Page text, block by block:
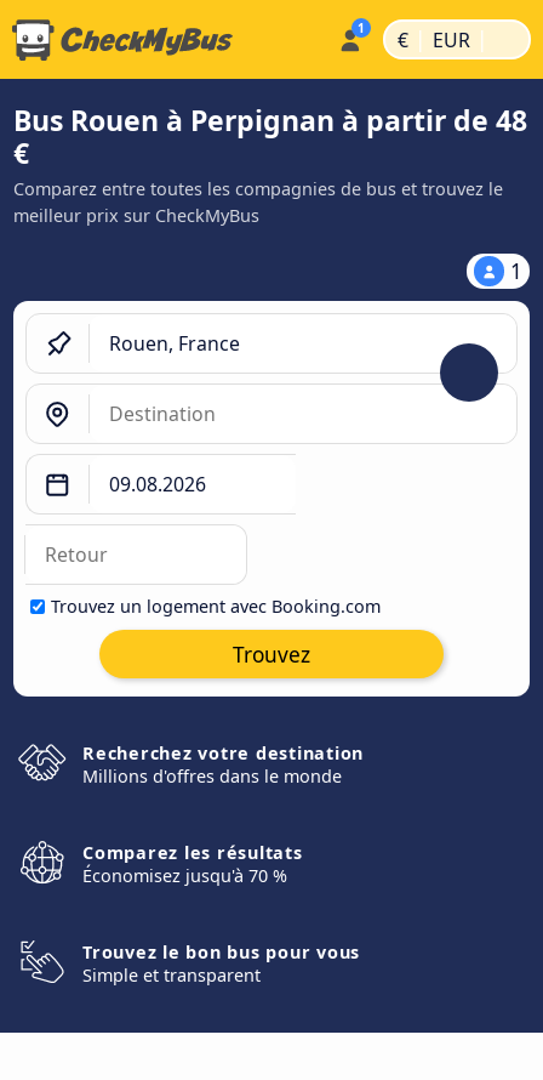
€ | EUR |
Bus Rouen à Perpignan à partir de 48
€
Comparez entre toutes les compagnies de bus et trouvez le
meilleur prix sur CheckMyBus
1
Trouvez un logement avec Booking.com
Trouvez
Recherchez votre destination
Millions d'offres dans le monde
Comparez les résultats
Économisez jusqu'à 70 %
Trouvez le bon bus pour vous
Simple et transparent